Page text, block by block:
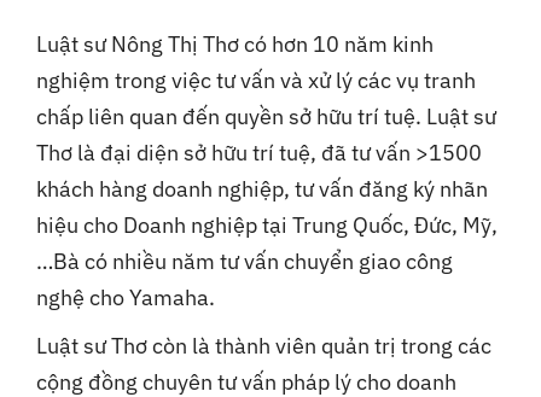
Luật sư Nông Thị Thơ có hơn 10 năm kinh
nghiệm trong việc tư vấn và xử lý các vụ tranh
chấp liên quan đến quyền sở hữu trí tuệ. Luật sư
Thơ là đại diện sở hữu trí tuệ, đã tư vấn >1500
khách hàng doanh nghiệp, tư vấn đăng ký nhãn
hiệu cho Doanh nghiệp tại Trung Quốc, Đức, Mỹ,
…Bà có nhiều năm tư vấn chuyển giao công
nghệ cho Yamaha.
Luật sư Thơ còn là thành viên quản trị trong các
cộng đồng chuyên tư vấn pháp lý cho doanh